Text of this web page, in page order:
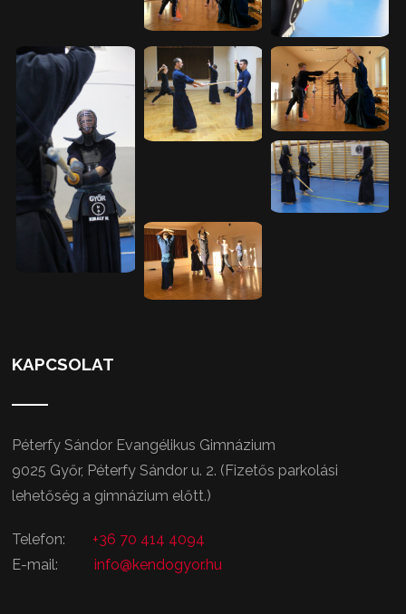
KAPCSOLAT
Péterfy Sándor Evangélikus Gimnázium
9025 Győr, Péterfy Sándor u. 2. (Fizetős parkolási
lehetőség a gimnázium előtt.)
Telefon:
+36 70 414 4094
E-mail:info@kendogyor.hu